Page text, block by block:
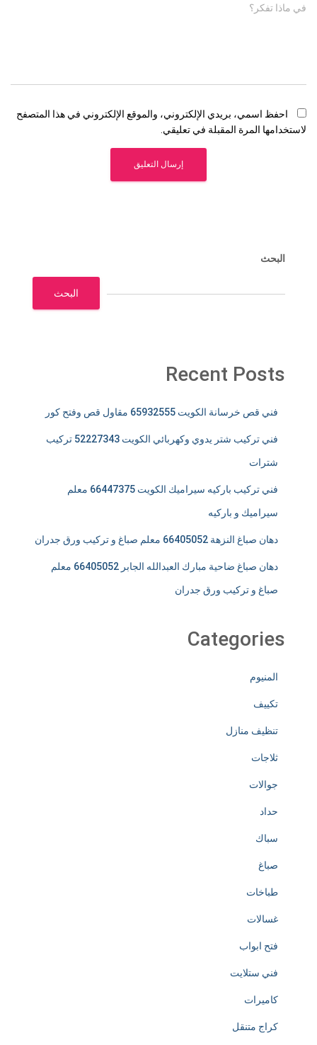
في ماذا تفكر؟
احفظ اسمي، بريدي الإلكتروني، والموقع الإلكتروني في هذا المتصفح
لاستخدامها المرة المقبلة في تعليقي.
البحث
البحث
Recent Posts
فني قص خرسانة الكويت 65932555 مقاول قص وفتح كور
فني تركيب شتر يدوي وكهربائي الكويت 52227343 تركيب
شترات
فني تركيب باركيه سيراميك الكويت 66447375 معلم
سيراميك و باركيه
دهان صباغ النزهة 66405052 معلم صباغ و تركيب ورق جدران
دهان صباغ ضاحية مبارك العبدالله الجابر 66405052 معلم
صباغ و تركيب ورق جدران
Categories
المنيوم
تكييف
تنظيف منازل
ثلاجات
جوالات
حداد
سباك
صباغ
طباخات
غسالات
فتح ابواب
فني ستلايت
كاميرات
كراج متنقل